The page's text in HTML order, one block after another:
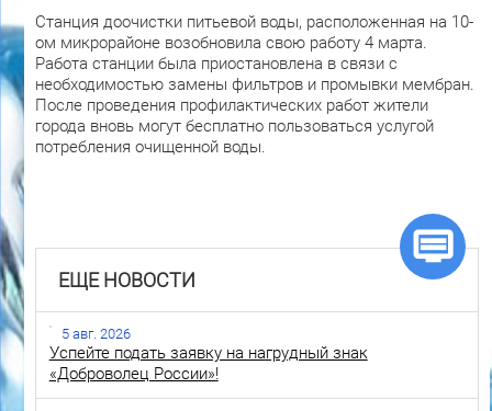
Станция доочистки питьевой воды, расположенная на 10-
ом микрорайоне возобновила свою работу 4 марта.
Работа станции была приостановлена в связи с
необходимостью замены фильтров и промывки мембран.
После проведения профилактических работ жители
города вновь могут бесплатно пользоваться услугой
потребления очищенной воды.
ЕЩЕ НОВОСТИ
5 авг. 2026
Успейте подать заявку на нагрудный знак
«Доброволец России»!